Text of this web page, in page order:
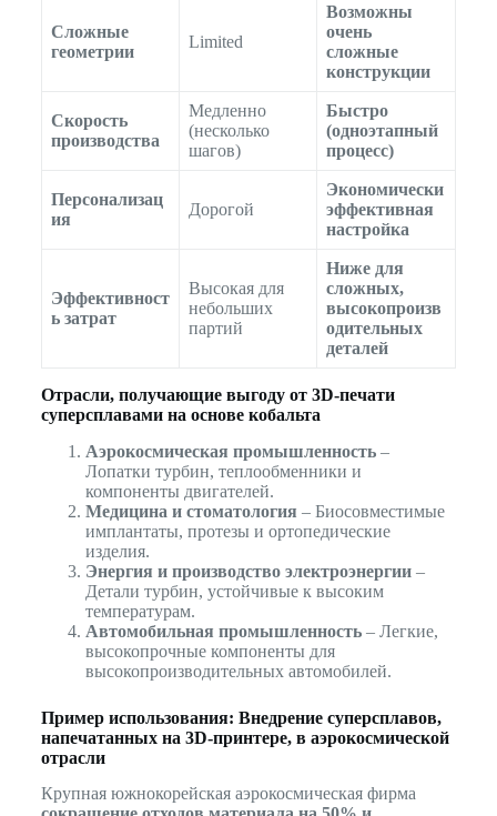
Сложные
геометрии
Limited
Возможны
очень
сложные
конструкции
Скорость
производства
Медленно
(несколько
шагов)
Быстро
(одноэтапный
процесс)
Персонализац
ия
Дорогой
Экономически
эффективная
настройка
Эффективност
ь затрат
Высокая для
небольших
партий
Ниже для
сложных,
высокопроизв
одительных
деталей
Отрасли, получающие выгоду от 3D-печати
суперсплавами на основе кобальта
Аэрокосмическая промышленность–
Лопатки турбин, теплообменники и
компоненты двигателей.
Медицина и стоматология – Биосовместимые
имплантаты, протезы и ортопедические
изделия.
Энергия и производство электроэнергии–
Детали турбин, устойчивые к высоким
температурам.
Автомобильная промышленность– Легкие,
высокопрочные компоненты для
высокопроизводительных автомобилей.
Пример использования: Внедрение суперсплавов,
напечатанных на 3D-принтере, в аэрокосмической
отрасли
Крупная южнокорейская аэрокосмическая фирма